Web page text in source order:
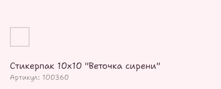
Стикерпак 10х10 "Веточка сирени"
Артикул: 100360